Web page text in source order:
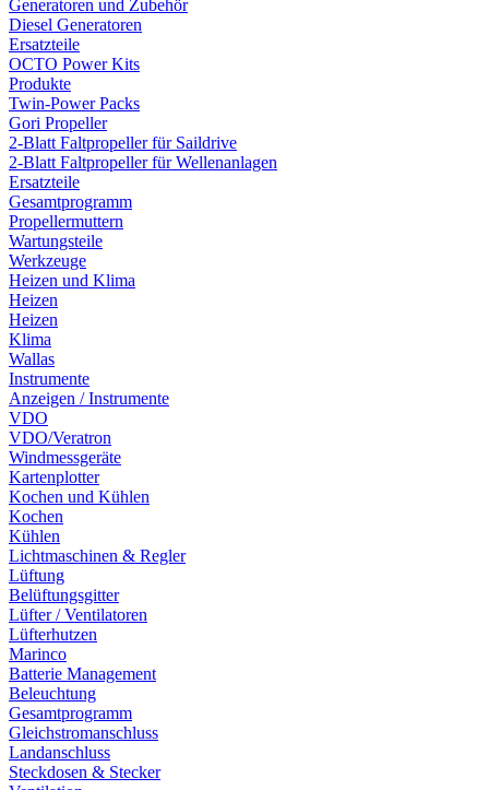
Generatoren und Zubehör
Diesel Generatoren
Ersatzteile
OCTO Power Kits
Produkte
Twin-Power Packs
Gori Propeller
2-Blatt Faltpropeller für Saildrive
2-Blatt Faltpropeller für Wellenanlagen
Ersatzteile
Gesamtprogramm
Propellermuttern
Wartungsteile
Werkzeuge
Heizen und Klima
Heizen
Heizen
Klima
Wallas
Instrumente
Anzeigen / Instrumente
VDO
VDO/Veratron
Windmessgeräte
Kartenplotter
Kochen und Kühlen
Kochen
Kühlen
Lichtmaschinen & Regler
Lüftung
Belüftungsgitter
Lüfter / Ventilatoren
Lüfterhutzen
Marinco
Batterie Management
Beleuchtung
Gesamtprogramm
Gleichstromanschluss
Landanschluss
Steckdosen & Stecker